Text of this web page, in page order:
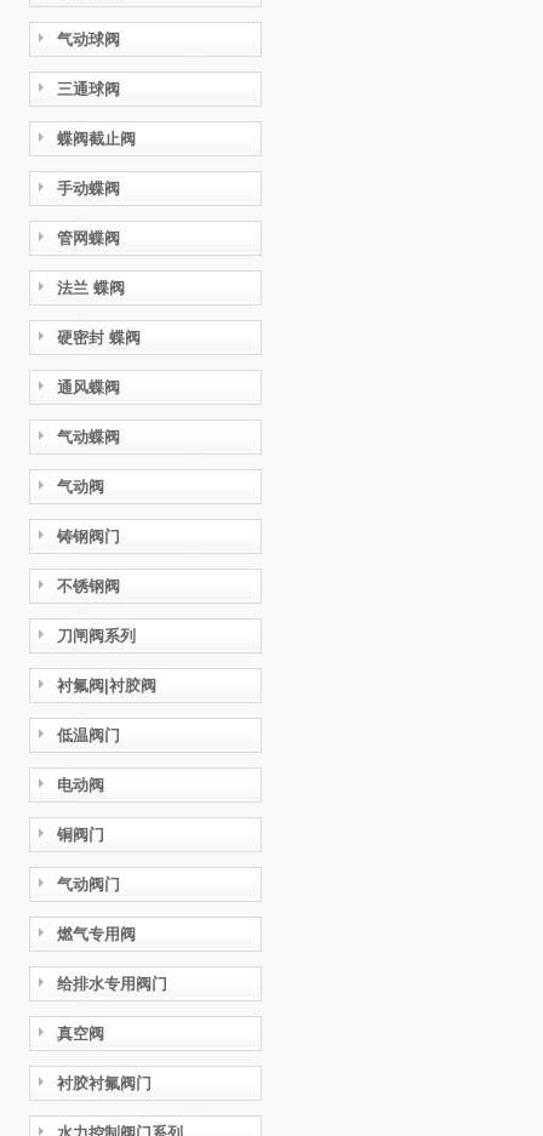
气动球阀
三通球阀
蝶阀截止阀
手动蝶阀
管网蝶阀
法兰 蝶阀
硬密封 蝶阀
通风蝶阀
气动蝶阀
气动阀
铸钢阀门
不锈钢阀
刀闸阀系列
衬氟阀|衬胶阀
低温阀门
电动阀
铜阀门
气动阀门
燃气专用阀
给排水专用阀门
真空阀
衬胶衬氟阀门